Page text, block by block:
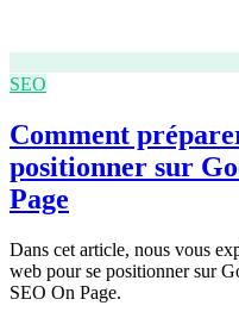
SEO
Comment
positionner sur
Page
Dans cet article, nous vous
web pour se positionner sur
SEO On Page.